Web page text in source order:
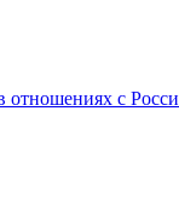
отношениях с